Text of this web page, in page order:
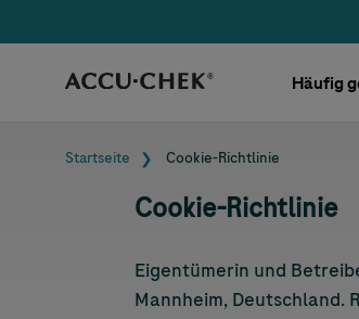
Häufig
Startseite Cookie-Richtlinie
Cookie-Richtlinie
Eigentümerin und
Mannheim, Deutschland.